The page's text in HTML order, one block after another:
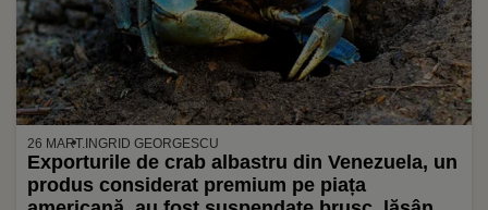
26 MART. INGRID GEORGESCU
Exporturile de crab albastru din Venezuela, un
produs considerat premium pe piața